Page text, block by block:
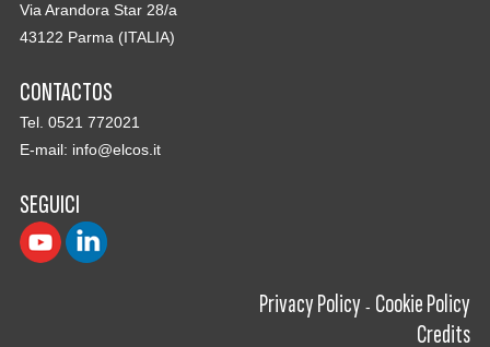
Via Arandora Star 28/a
43122 Parma (ITALIA)
CONTACTOS
Tel. 0521 772021
E-mail: info@elcos.it
SEGUICI
Privacy Policy - Cookie Policy
Credits